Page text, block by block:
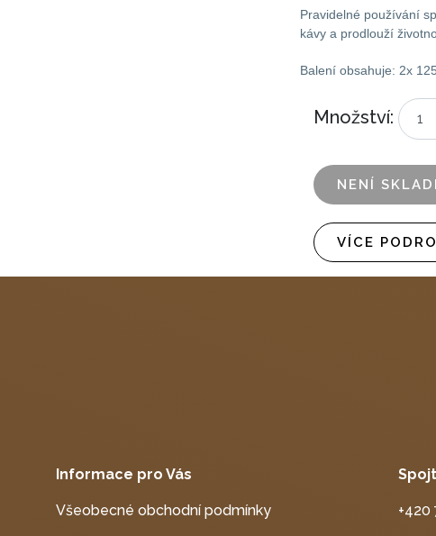
Pravidelné používání
kávy a prodlouží
Balení obsahuje: 2x
Množství:
NENÍ
VÍCE
Informace pro Vás
Všeobecné obchodní podmínky +420